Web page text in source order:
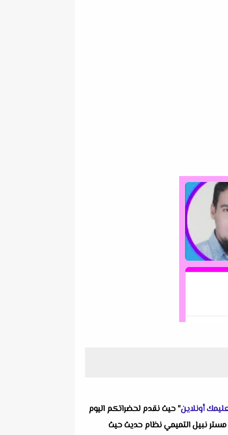
أونلاين" حيث نقدم لحضراتكم اليوم
خامسة ابتدائى ترم اول مستر نبيل التميمي نظام حديث حيث